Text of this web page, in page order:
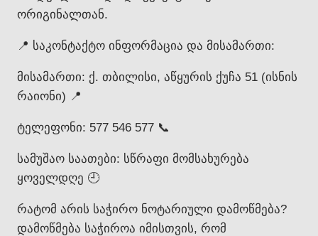
ორიგინალთან.
📍 საკონტაქტო ინფორმაცია და მისამართი:
მისამართი: ქ. თბილისი, აწყურის ქუჩა 51 (ისნის
რაიონი) 📍
ტელეფონი: 577 546 577 📞
სამუშაო საათები: სწრაფი მომსახურება
ყოველდღე 🕘
რატომ არის საჭირო ნოტარიული დამოწმება?
დამოწმება საჭიროა იმისთვის, რომ